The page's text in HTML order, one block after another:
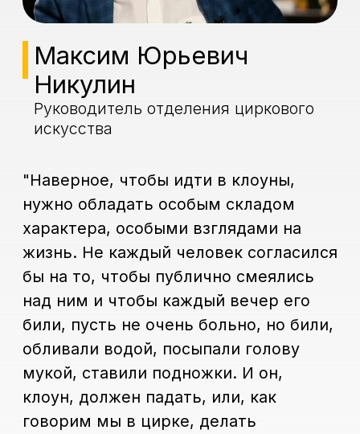
характера, особыми взглядами на
жизнь. Не каждый человек согласился
бы на то, чтобы публично смеялись
над ним и чтобы каждый вечер его
били, пусть не очень больно, но били,
обливали водой, посыпали голову
мукой, ставили подножки. И он,
клоун, должен падать, или, как
вызвать смех.
Смешно – это уже хорошо. Ведь
именно для того, чтобы смеялись, мы
и выходим на манеж."